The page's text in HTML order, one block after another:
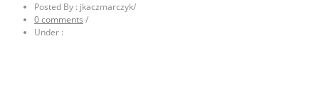
Posted By : jkaczmarczyk/
0 comments /
Under :